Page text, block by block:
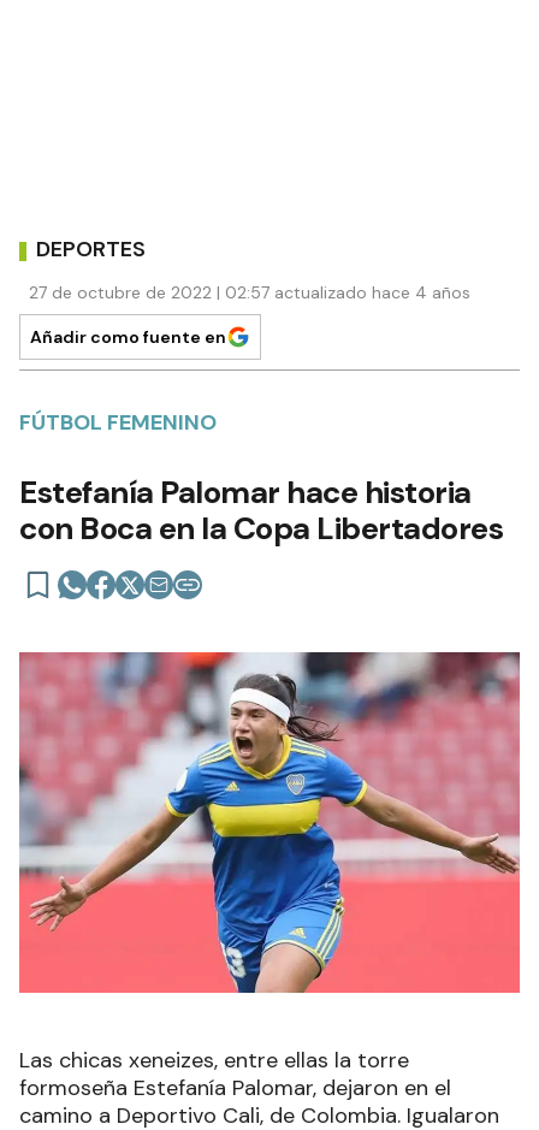
DEPORTES
27 de octubre de 2022 | 02:57 actualizado hace 4 años
Añadir como fuente en
FÚTBOL FEMENINO
Estefanía Palomar hace historia
con Boca en la Copa Libertadores
Las chicas xeneizes, entre ellas la torre
formoseña Estefanía Palomar, dejaron en el
camino a Deportivo Cali, de Colombia. Igualaron